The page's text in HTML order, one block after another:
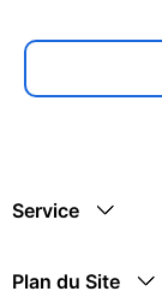
Service
Plan du Site